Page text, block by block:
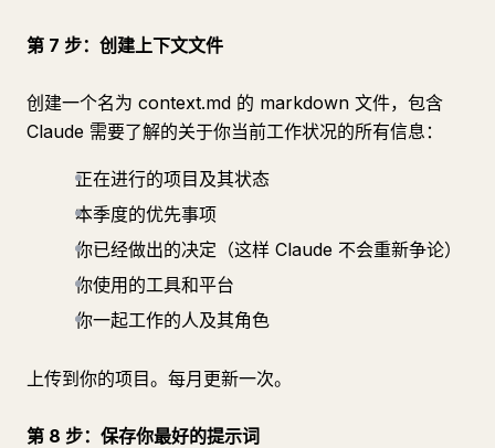
第 7 步：创建上下文文件
创建一个名为 context.md 的 markdown 文件，包含
Claude 需要了解的关于你当前工作状况的所有信息：
正在进行的项目及其状态
本季度的优先事项
你已经做出的决定（这样 Claude 不会重新争论）
你使用的工具和平台
你一起工作的人及其角色
上传到你的项目。每月更新一次。
第 8 步：保存你最好的提示词